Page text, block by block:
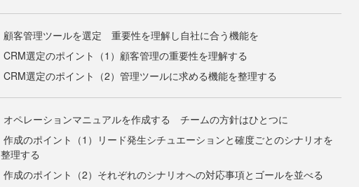
顧客管理ツールを選定 重要性を理解し自社に合う機能を
CRM選定のポイント（1）顧客管理の重要性を理解する
CRM選定のポイント（2）管理ツールに求める機能を整理する
オペレーションマニュアルを作成する チームの方針はひとつに
作成のポイント（1）リード発生シチュエーションと確度ごとのシナリオを
整理する
作成のポイント（2）それぞれのシナリオへの対応事項とゴールを並べる